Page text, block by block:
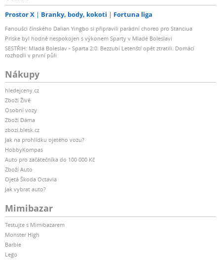
Prostor X Branky, body, kokoti Fortuna liga
Fanoušci čínského Dalian Yingbo si připravili parádní choreo pro Stanciua
Priske byl hodně nespokojen s výkonem Sparty v Mladé Boleslavi
SESTŘIH: Mladá Boleslav - Sparta 2:0. Bezzubí Letenští opět ztratili. Domácí
rozhodli v první půli
Nákupy
hledejceny.cz
Zboží Živě
Osobní vozy
Zboží Dáma
zbozi.blesk.cz
Jak na prohlídku ojetého vozu?
HobbyKompas
Auto pro začátečníka do 100 000 Kč
Zboží Auto
Ojetá Škoda Octavia
Jak vybrat auto?
Mimibazar
Testujte s Mimibazarem
Monster High
Barbie
Lego